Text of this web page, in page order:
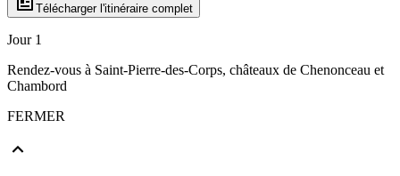
Télécharger l'itinéraire complet
Jour 1
Rendez-vous à Saint-Pierre-des-Corps, châteaux de Chenonceau et
Chambord
FERMER